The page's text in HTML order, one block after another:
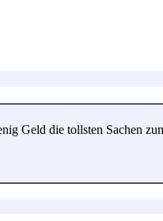
Geld die tollsten Sachen